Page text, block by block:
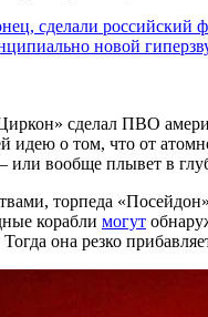
сделали российский
новой
сделал ПВО
идею о том, что от
или вообще плывет в
торпеда
корабли могут
она резко